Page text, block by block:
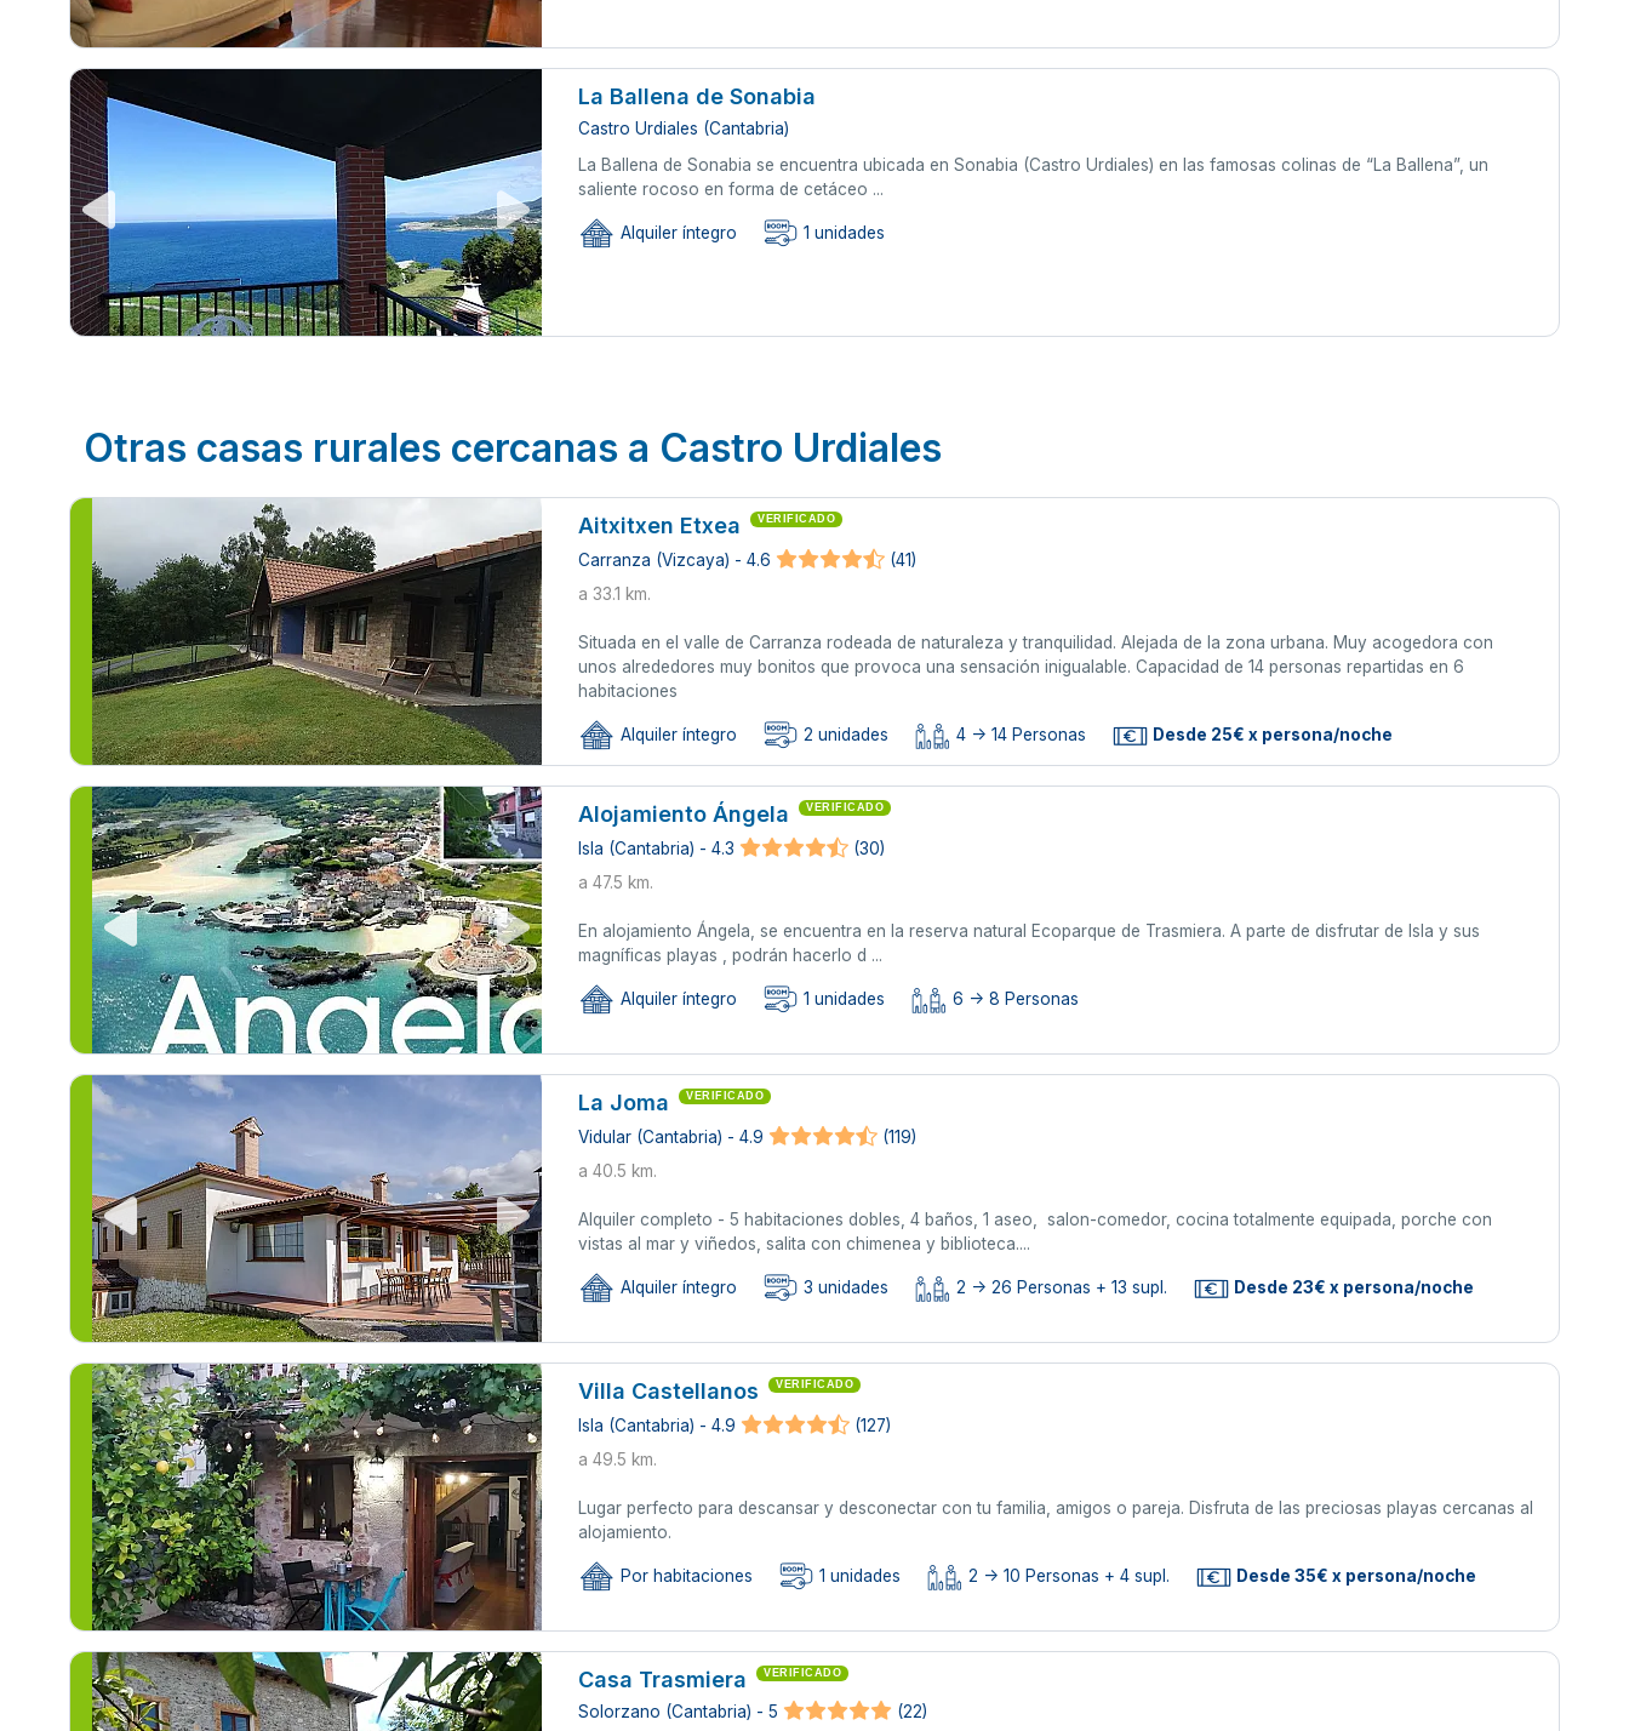
La Ballena de Sonabia
Castro Urdiales (Cantabria)
La Ballena de Sonabia se encuentra ubicada en Sonabia (Castro Urdiales) en las famosas colinas de “La Ballena”, un
saliente rocoso en forma de cetáceo ...
Alquiler íntegro 1 unidades
Otras casas rurales cercanas a Castro Urdiales
Aitxitxen Etxea VERIFICADO
Carranza (Vizcaya) - 4.6
(41)
a 33.1 km.
Situada en el valle de Carranza rodeada de naturaleza y tranquilidad. Alejada de la zona urbana. Muy acogedora con
unos alrededores muy bonitos que provoca una sensación inigualable. Capacidad de 14 personas repartidas en 6
habitaciones
Alquiler íntegro 2 unidades 4 -> 14 Personas Desde 25€ x persona/noche
Alojamiento Ángela VERIFICADO
Isla (Cantabria) - 4.3
(30)
a 47.5 km.
En alojamiento Ángela, se encuentra en la reserva natural Ecoparque de Trasmiera. A parte de disfrutar de Isla y sus
magníficas playas , podrán hacerlo d ...
Alquiler íntegro 1 unidades 6 -> 8 Personas
La Joma VERIFICADO
Vidular (Cantabria) - 4.9
(119)
a 40.5 km.
Alquiler completo - 5 habitaciones dobles, 4 baños, 1 aseo, salon-comedor, cocina totalmente equipada, porche con
vistas al mar y viñedos, salita con chimenea y biblioteca....
Alquiler íntegro 3 unidades 2 -> 26 Personas + 13 supl. Desde 23€ x persona/noche
Villa Castellanos VERIFICADO
Isla (Cantabria) - 4.9
(127)
a 49.5 km.
Lugar perfecto para descansar y desconectar con tu familia, amigos o pareja. Disfruta de las preciosas playas cercanas al
alojamiento.
Por habitaciones 1 unidades 2 -> 10 Personas + 4 supl. Desde 35€ x persona/noche
Casa Trasmiera VERIFICADO
Solorzano (Cantabria) - 5
(22)